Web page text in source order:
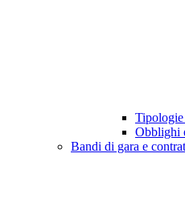
Obblighi
Bandi di gara e